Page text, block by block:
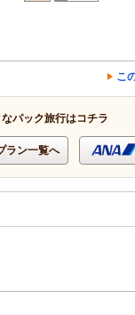
こ
パック旅行はコチラ
ラン一覧へ